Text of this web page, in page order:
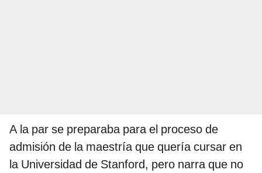
A la par se preparaba para el proceso de
admisión de la maestría que quería cursar en
la Universidad de Stanford, pero narra que no